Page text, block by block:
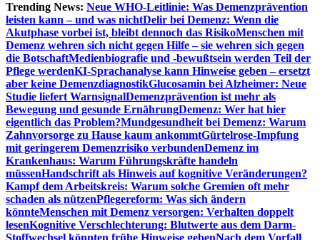
Trending News: Neue WHO-Leitlinie: Was Demenzprävention
leisten kann – und was nichtDelir bei Demenz: Wenn die
Akutphase vorbei ist, bleibt dennoch das RisikoMenschen mit
Demenz wehren sich nicht gegen Hilfe – sie wehren sich gegen
die BotschaftMedienbiografie und -bewußtsein werden Teil der
Pflege werdenKI-Sprachanalyse kann Hinweise geben – ersetzt
aber keine DemenzdiagnostikGlucosamin bei Alzheimer: Neue
Studie liefert WarnsignalDemenzprävention ist mehr als
Bewegung und gesunde ErnährungDemenz: Wer hat hier
eigentlich das Problem?Mundgesundheit bei Demenz: Warum
Zahnvorsorge zu Hause kaum ankommtGürtelrose-Impfung
mit geringerem Demenzrisiko verbundenDemenz im
Krankenhaus: Warum Führungskräfte handeln
müssenHandschrift als Hinweis auf kognitive Veränderungen?
Kampf dem Arbeitskreis: Warum solche Gremien oft mehr
schaden als nützenPflegereform: Was sich ändern
könnteMenschen mit Demenz versorgen: Verhalten doppelt
lesenKognitive Verschlechterung: Blutwerte aus dem Darm-